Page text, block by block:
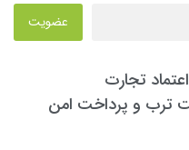
عضویت
تجارت
ترب و پرداخت امن